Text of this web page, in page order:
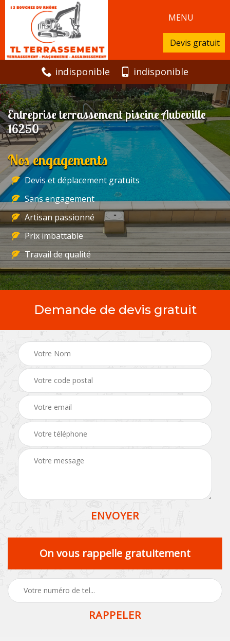
MENU
Devis gratuit
indisponible indisponible
Entreprise terrassement piscine Aubeville
16250
Nos engagements
Devis et déplacement gratuits
Sans engagement
Artisan passionné
Prix imbattable
Travail de qualité
Demande de devis gratuit
On vous rappelle gratuitement